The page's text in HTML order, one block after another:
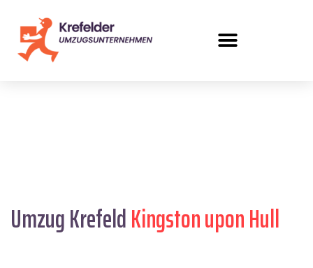
Umzug KrefeldKingston upon Hull